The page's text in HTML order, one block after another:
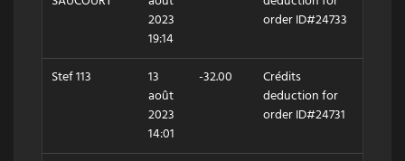
2023
19:14
order ID#24733
Stef 113
13
août
2023
14:01
-32.00
Crédits
deduction for
order ID#24731